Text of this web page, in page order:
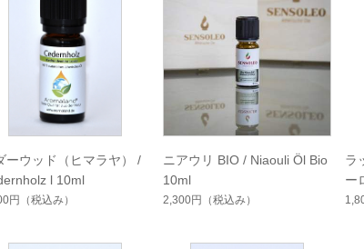
ーウッド（ヒマラヤ） /
l 10ml
円 （税込み）
ニアウリ BIO / Niaouli Öl Bio
10ml
2,300円 （税込み）
ラ
ー
ツ